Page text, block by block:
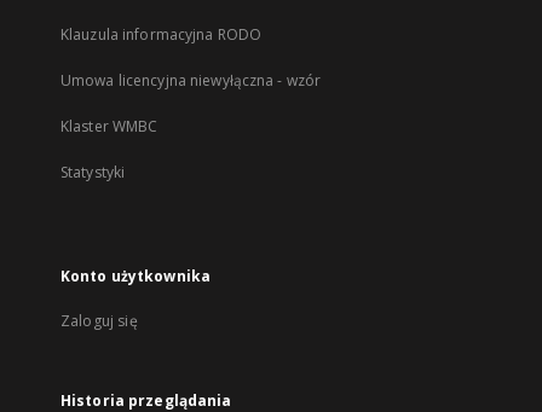
Klauzula informacyjna RODO
Umowa licencyjna niewyłączna - wzór
Klaster WMBC
Statystyki
Konto użytkownika
Zaloguj się
Historia przeglądania